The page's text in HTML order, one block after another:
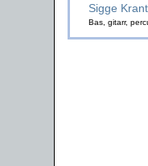
Sigge
Bas, gitarr,